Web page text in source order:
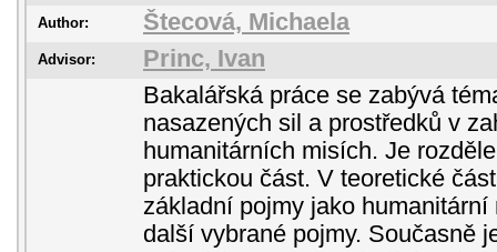
Author: Štecová, Michaela
Advisor: Princ, Ivan
Bakalářská práce se zabývá
nasazených sil a prostředků v
humanitárních misích. Je
praktickou část. V teoretické
základní pojmy jako
další vybrané pojmy. Současně